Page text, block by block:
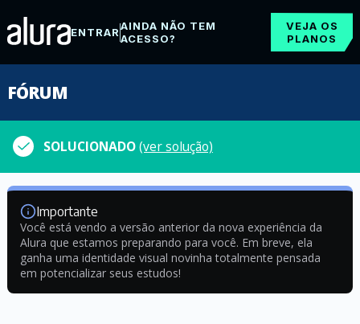
ENTRARAINDA NÃO TEM
ACESSO?
VEJA OS
PLANOS
FÓRUM
SOLUCIONADO(ver solução)
Importante
Você está vendo a versão anterior da nova experiência da
Alura que estamos preparando para você. Em breve, ela
ganha uma identidade visual novinha totalmente pensada
em potencializar seus estudos!